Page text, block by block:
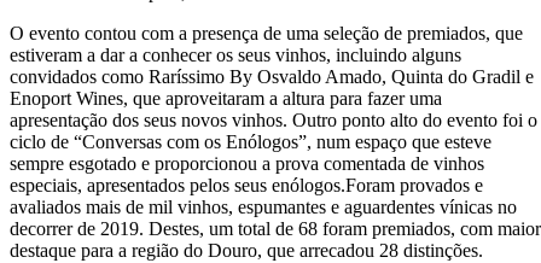
O evento contou com a presença de uma seleção de premiados, que
estiveram a dar a conhecer os seus vinhos, incluindo alguns
convidados como Raríssimo By Osvaldo Amado, Quinta do Gradil e
Enoport Wines, que aproveitaram a altura para fazer uma
apresentação dos seus novos vinhos. Outro ponto alto do evento foi o
ciclo de “Conversas com os Enólogos”, num espaço que esteve
sempre esgotado e proporcionou a prova comentada de vinhos
especiais, apresentados pelos seus enólogos.Foram provados e
avaliados mais de mil vinhos, espumantes e aguardentes vínicas no
decorrer de 2019. Destes, um total de 68 foram premiados, com maior
destaque para a região do Douro, que arrecadou 28 distinções.